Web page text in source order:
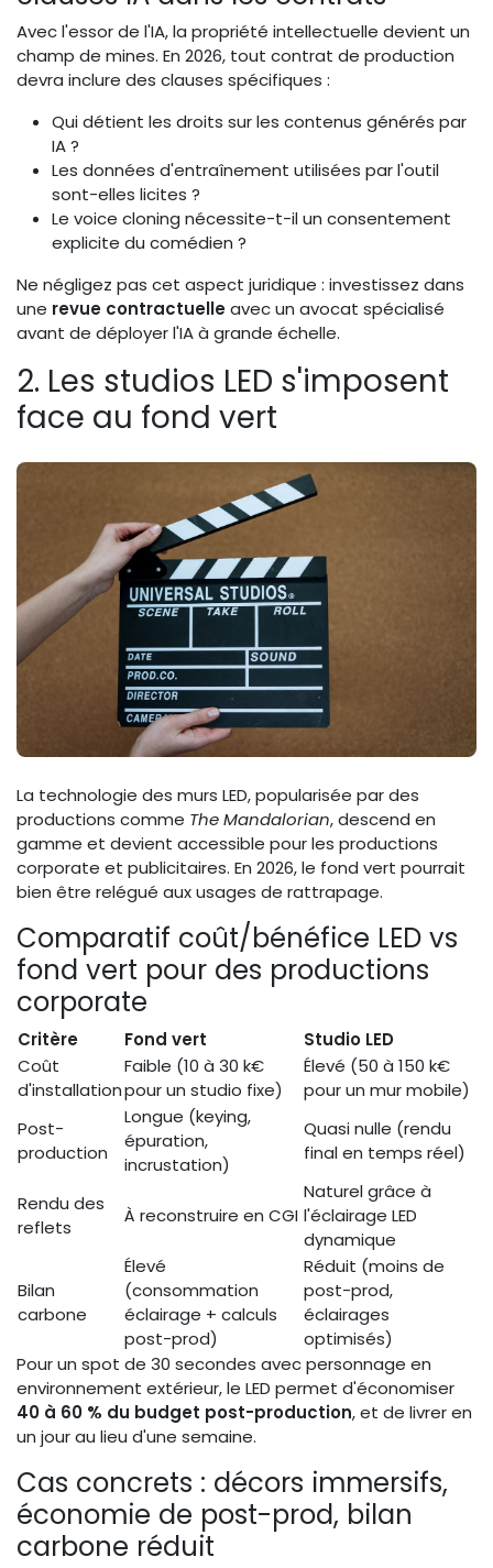
Avec l'essor de l'IA, la propriété intellectuelle devient un
champ de mines. En 2026, tout contrat de production
devra inclure des clauses spécifiques :
Qui détient les droits sur les contenus générés par
IA ?
Les données d'entraînement utilisées par l'outil
sont-elles licites ?
Le voice cloning nécessite-t-il un consentement
explicite du comédien ?
Ne négligez pas cet aspect juridique : investissez dans
une revue contractuelleavec un avocat spécialisé
avant de déployer l'IA à grande échelle.
2. Les studios LED s'imposent
face au fond vert
La technologie des murs LED, popularisée par des
productions comme The Mandalorian, descend en
gamme et devient accessible pour les productions
corporate et publicitaires. En 2026, le fond vert pourrait
bien être relégué aux usages de rattrapage.
Comparatif coût/bénéfice LED vs
fond vert pour des productions
corporate
Critère Fond vert
Studio LED
Coût
d'installation
Faible (10 à 30 k€
pour un studio fixe)
Élevé (50 à 150 k€
pour un mur mobile)
Post-
production
Longue (keying,
épuration,
incrustation)
Quasi nulle (rendu
final en temps réel)
Rendu des
reflets
À reconstruire en CGI
Naturel grâce à
l'éclairage LED
dynamique
Bilan
carbone
Élevé
(consommation
éclairage + calculs
post-prod)
Réduit (moins de
post-prod,
éclairages
optimisés)
Pour un spot de 30 secondes avec personnage en
environnement extérieur, le LED permet d'économiser
40 à 60 % du budget post-production, et de livrer en
un jour au lieu d'une semaine.
Cas concrets : décors immersifs,
économie de post-prod, bilan
carbone réduit